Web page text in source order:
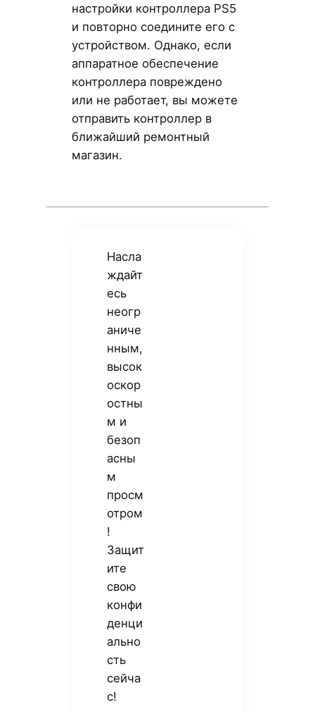
настройки контроллера PS5
и повторно соедините его с
устройством. Однако, если
аппаратное обеспечение
контроллера повреждено
или не работает, вы можете
отправить контроллер в
ближайший ремонтный
магазин.
Насла
ждайт
есь
неогр
аниче
нным,
высок
оскор
остны
м и
безоп
асны
м
просм
отром
!
Защит
ите
свою
конфи
денци
ально
сть
сейча
с!